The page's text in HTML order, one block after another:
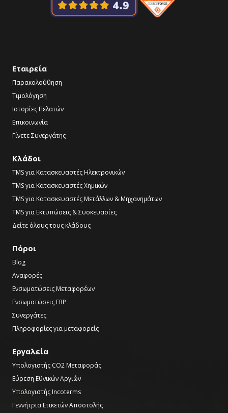
Εταιρεία
Παρακολούθηση
Τιμολόγηση
Ιστορίες Πελατών
Επικοινωνία
Γίνετε Συνεργάτης
Κλάδοι
TMS για Κατασκευαστές Ηλεκτρονικών
TMS για Κατασκευαστές Χημικών
TMS για Κατασκευαστές Μετάλλων & Μηχανημάτων
TMS για Εκτυπώσεις & Συσκευασίες
Δείτε όλους τους κλάδους
Πόροι
Blog
Αναφορές
Ενσωματώσεις Μεταφορέων
Ενσωματώσεις ERP
Συνεργάτες
Πληροφορίες για μεταφορείς
Εργαλεία
Υπολογιστής CO2 Μεταφοράς
Εύρεση Εθνικών Αργιών
Υπολογιστής Incoterms
Γεννήτρια Ετικετών Αποστολής